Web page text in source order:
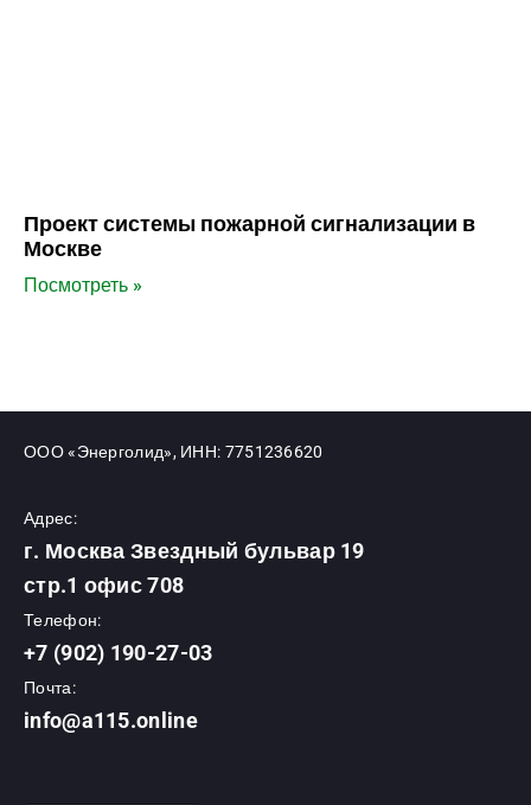
Проект системы пожарной сигнализации в
Москве
Посмотреть »
ООО «Энерголид», ИНН: 7751236620
Адрес:
г. Москва Звездный бульвар 19
стр.1 офис 708
Телефон:
+7 (902) 190-27-03
Почта:
info@a115.online